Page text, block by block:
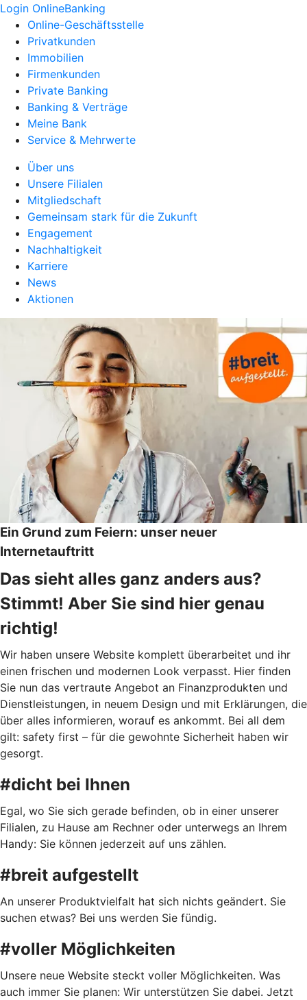
Login OnlineBanking
Online-Geschäftsstelle
Privatkunden
Immobilien
Firmenkunden
Private Banking
Banking & Verträge
Meine Bank
Service & Mehrwerte
Über uns
Unsere Filialen
Mitgliedschaft
Gemeinsam stark für die Zukunft
Engagement
Nachhaltigkeit
Karriere
News
Aktionen
Ein Grund zum Feiern: unser neuer
Internetauftritt
Das sieht alles ganz anders aus?
Stimmt! Aber Sie sind hier genau
richtig!
Wir haben unsere Website komplett überarbeitet und ihr
einen frischen und modernen Look verpasst. Hier finden
Sie nun das vertraute Angebot an Finanzprodukten und
Dienstleistungen, in neuem Design und mit Erklärungen, die
über alles informieren, worauf es ankommt. Bei all dem
gilt: safety first – für die gewohnte Sicherheit haben wir
gesorgt.
#dicht bei Ihnen
Egal, wo Sie sich gerade befinden, ob in einer unserer
Filialen, zu Hause am Rechner oder unterwegs an Ihrem
Handy: Sie können jederzeit auf uns zählen.
#breit aufgestellt
An unserer Produktvielfalt hat sich nichts geändert. Sie
suchen etwas? Bei uns werden Sie fündig.
#voller Möglichkeiten
Unsere neue Website steckt voller Möglichkeiten. Was
auch immer Sie planen: Wir unterstützen Sie dabei. Jetzt